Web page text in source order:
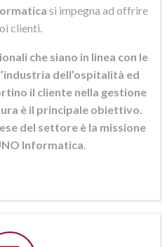
si impegna ad offrire
clienti.
che siano in linea con le
dell’ospitalità ed
il cliente nella gestione
è il principale obiettivo.
del settore è la missione
Informatica